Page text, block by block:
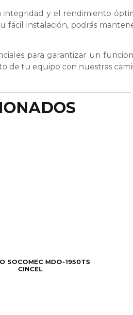
integridad y el rendimiento
fácil instalación, podrás
para garantizar un
de tu equipo con nuestras
SOCOMEC MDO-1950TS
CINCEL